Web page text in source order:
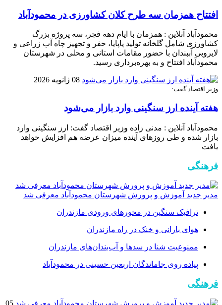
افتتاح همزمان سه طرح کلان کشاورزی در محمودآباد
محمودآباد آنلاین : همزمان با ایام دهه فجر، سه پروژه بزرگ
کشاورزی شامل گلخانه تولید پاپایا، حفر و تجهیز چاه آب زراعی و
لایروبی آببندان با حضور مقامات استانی و محلی در شهرستان
محمودآباد افتتاح و به بهره‌برداری رسید.
08 ژانویه 2026
وزیر اقتصاد گفت:
هفته آینده ارز سنگینی وارد بازار می‌شود
محمودآباد آنلاین : مدنی زاده وزیر اقتصاد گفت: ارز سنگینی وارد
بازار شده و طی روز‌های آینده میزان عرضه هم افزایش خواهد
یافت
فرهنگی
مدیر جدید آموزش و پرورش شهرستان محمودآباد معرفی شد
ترافیک سنگین در محور‌های ورودی مازندران
هوای بارانی و خنک در راه مازندران
ممنوعیت شنا در سدها و آب‌بندان‌‌های مازندران
پیاده روی جاماندگان اربعین حسینی در محمودآباد
فرهنگی
05